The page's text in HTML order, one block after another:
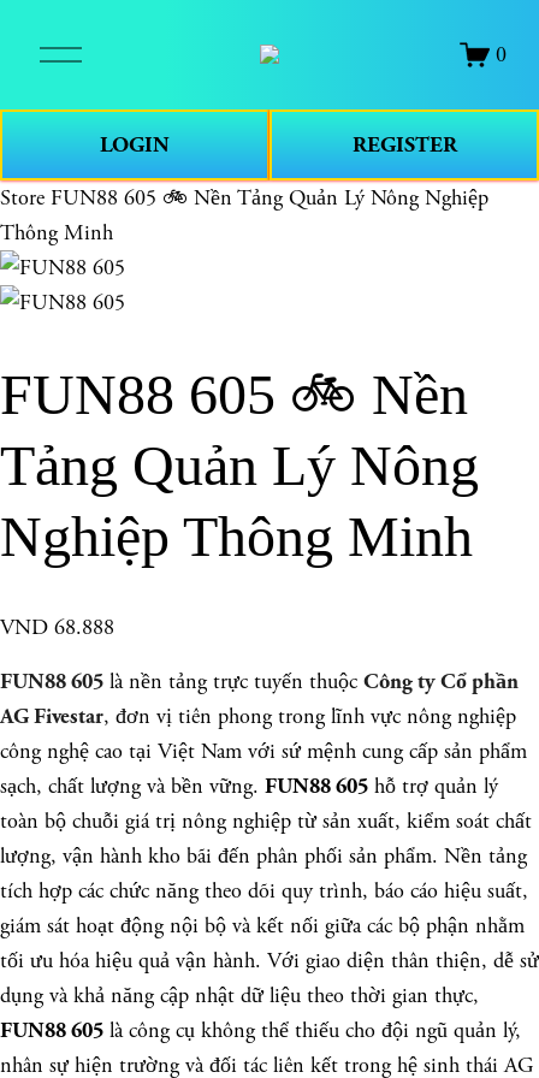
O
e
e
n
u
0
LOGIN REGISTER
Store FUN88 605 🚲 Nền Tảng Quản Lý Nông Nghiệp
Thông Minh
FUN88 605 🚲 Nền
Tảng Quản Lý Nông
Nghiệp Thông Minh
VND 68.888
FUN88 605 là nền tảng trực tuyến thuộc Công ty Cổ phần
AG Fivestar, đơn vị tiên phong trong lĩnh vực nông nghiệp
công nghệ cao tại Việt Nam với sứ mệnh cung cấp sản phẩm
sạch, chất lượng và bền vững. FUN88 605 hỗ trợ quản lý
toàn bộ chuỗi giá trị nông nghiệp từ sản xuất, kiểm soát chất
lượng, vận hành kho bãi đến phân phối sản phẩm. Nền tảng
tích hợp các chức năng theo dõi quy trình, báo cáo hiệu suất,
giám sát hoạt động nội bộ và kết nối giữa các bộ phận nhằm
tối ưu hóa hiệu quả vận hành. Với giao diện thân thiện, dễ sử
dụng và khả năng cập nhật dữ liệu theo thời gian thực,
FUN88 605 là công cụ không thể thiếu cho đội ngũ quản lý,
nhân sự hiện trường và đối tác liên kết trong hệ sinh thái AG